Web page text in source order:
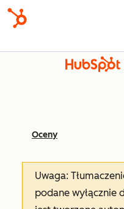
Oceny
Uwaga:
podane wyłącznie